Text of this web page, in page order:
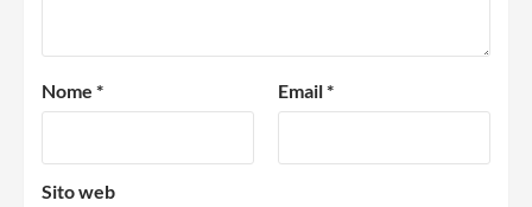
Nome * Email*
Sito web